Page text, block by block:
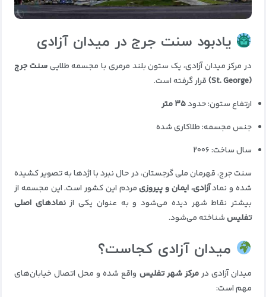
یادبود سنت جرج در میدان آزادی
در مرکز میدان آزادی، یک ستون بلند مرمری با مجسمه طلاییسنت جرج
(St. George)
قرار گرفته است.
ارتفاع ستون: حدود۳۵ متر
جنس مجسمه: طلاکاری شده
سال ساخت: ۲۰۰۶
سنت جرج، قهرمان ملی گرجستان، در حال نبرد با اژدها به تصویر کشیده
شده و نمادآزادی، ایمان و پیروزیمردم این کشور است. این مجسمه از
بیشتر نقاط شهر دیده می‌شود و به عنوان یکی ازنمادهای اصلی
تفلیسشناخته می‌شود.
میدان آزادی کجاست؟
میدان آزادی درمرکز شهر تفلیس واقع شده و محل اتصال خیابان‌های
مهم است: